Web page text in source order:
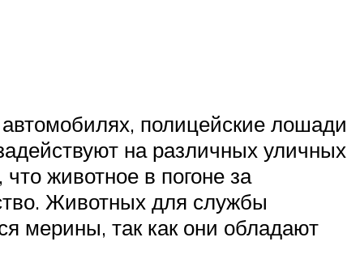
полицейские лошади
на различных уличных
животное в погоне за
Животных для службы
мерины, так как они обладают